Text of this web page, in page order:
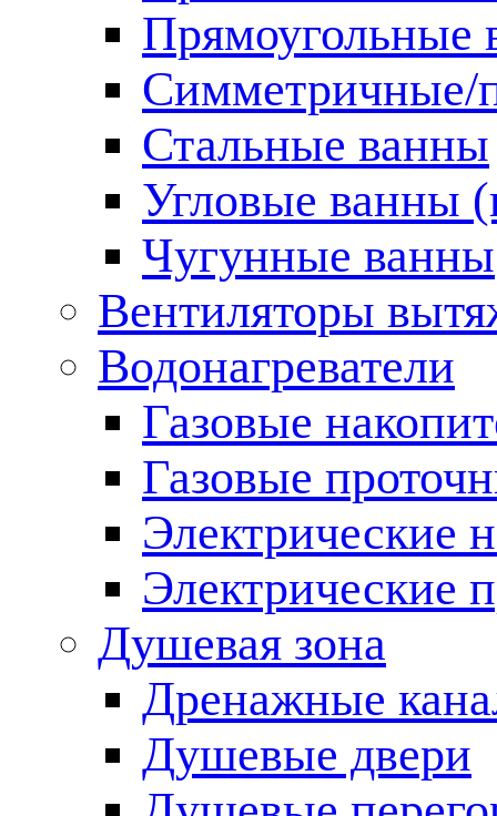
Прямоугольные
Симметричные/
Стальные ванны
Угловые ванны
Чугунные ванны
Вентиляторы
Водонагреватели
Газовые
Газовые
Электрические
Электрические
Душевая зона
Дренажные
Душевые двери